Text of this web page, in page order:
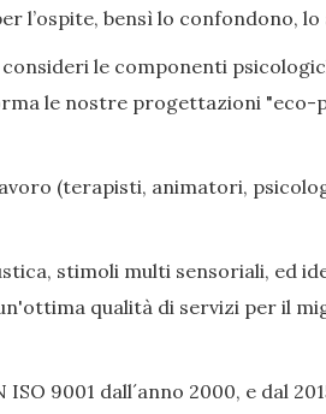
bensì lo confondono, lo
le componenti
le nostre progettazioni "eco-
(terapisti, animatori,
stimoli multi sensoriali, ed
qualità di servizi per il
9001 dall´anno 2000, e dal